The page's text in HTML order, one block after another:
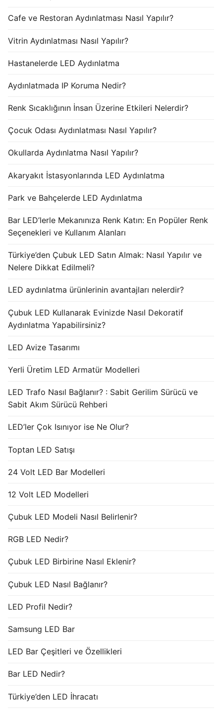
Cafe ve Restoran Aydınlatması Nasıl Yapılır?
Vitrin Aydınlatması Nasıl Yapılır?
Hastanelerde LED Aydınlatma
Aydınlatmada IP Koruma Nedir?
Renk Sıcaklığının İnsan Üzerine Etkileri Nelerdir?
Çocuk Odası Aydınlatması Nasıl Yapılır?
Okullarda Aydınlatma Nasıl Yapılır?
Akaryakıt İstasyonlarında LED Aydınlatma
Park ve Bahçelerde LED Aydınlatma
Bar LED’lerle Mekanınıza Renk Katın: En Popüler Renk
Seçenekleri ve Kullanım Alanları
Türkiye’den Çubuk LED Satın Almak: Nasıl Yapılır ve
Nelere Dikkat Edilmeli?
LED aydınlatma ürünlerinin avantajları nelerdir?
Çubuk LED Kullanarak Evinizde Nasıl Dekoratif
Aydınlatma Yapabilirsiniz?
LED Avize Tasarımı
Yerli Üretim LED Armatür Modelleri
LED Trafo Nasıl Bağlanır? : Sabit Gerilim Sürücü ve
Sabit Akım Sürücü Rehberi
LED’ler Çok Isınıyor ise Ne Olur?
Toptan LED Satışı
24 Volt LED Bar Modelleri
12 Volt LED Modelleri
Çubuk LED Modeli Nasıl Belirlenir?
RGB LED Nedir?
Çubuk LED Birbirine Nasıl Eklenir?
Çubuk LED Nasıl Bağlanır?
LED Profil Nedir?
Samsung LED Bar
LED Bar Çeşitleri ve Özellikleri
Bar LED Nedir?
Türkiye’den LED İhracatı